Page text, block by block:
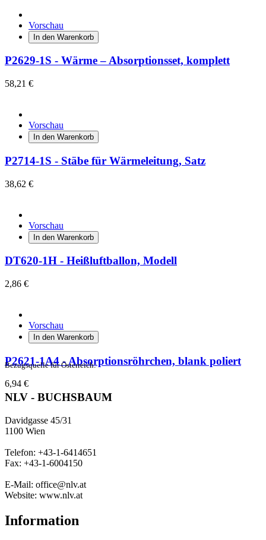
Vorschau
In den Warenkorb
P2629-1S - Wärme – Absorptionsset, komplett
58,21 €
Vorschau
In den Warenkorb
P2714-1S - Stäbe für Wärmeleitung, Satz
38,62 €
Vorschau
In den Warenkorb
DT620-1H - Heißluftballon, Modell
2,86 €
Vorschau
In den Warenkorb
P2621-1A4 - Absorptionsröhrchen, blank poliert
6,94 €
Bezugsquelle für Österreich:
NLV - BUCHSBAUM
Davidgasse 45/31
1100 Wien
Telefon: +43-1-6414651
Fax: +43-1-6004150
E-Mail: office@nlv.at
Website: www.nlv.at
Information